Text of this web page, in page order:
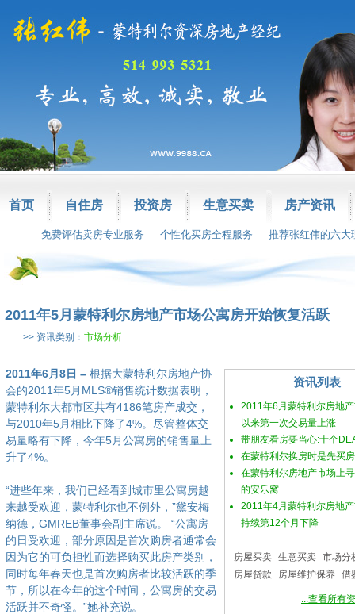
首页 自住房 投资房 生意买卖 房产资讯
免费评估卖房专业服务 个性化买房全程服务 推荐张红伟的六大
2011年5月蒙特利尔房地产市场公寓房开始恢复活跃
>> 资讯类别： 市场分析
资讯列表
2011年6月蒙特利尔房地
以来第一次交易量上涨
带朋友看房要当心:十个
在蒙特利尔换房时是先买
在蒙特利尔房地产市场上
的安乐窝
2011年4月蒙特利尔房地
持续第12个月下降
房屋买卖 生意买卖 市场分
房屋贷款
房屋维护保养 借
...查看所有
2011年6月8日 – 根据大蒙特利尔房地产协
会的2011年5月MLS®销售统计数据表明，
蒙特利尔大都市区共有4186笔房产成交，
与2010年5月相比下降了4%。尽管整体交
易量略有下降，今年5月公寓房的销售量上
升了4%。
“进些年来，我们已经看到城市里公寓房越
来越受欢迎，蒙特利尔也不例外，”黛安梅
纳德，GMREB董事会副主席说。 “公寓房
的日受欢迎，部分原因是首次购房者通常会
因为它的可负担性而选择购买此房产类别，
同时每年春天也是首次购房者比较活跃的季
节，所以在今年的这个时间，公寓房的交易
活跃并不奇怪。”她补充说。